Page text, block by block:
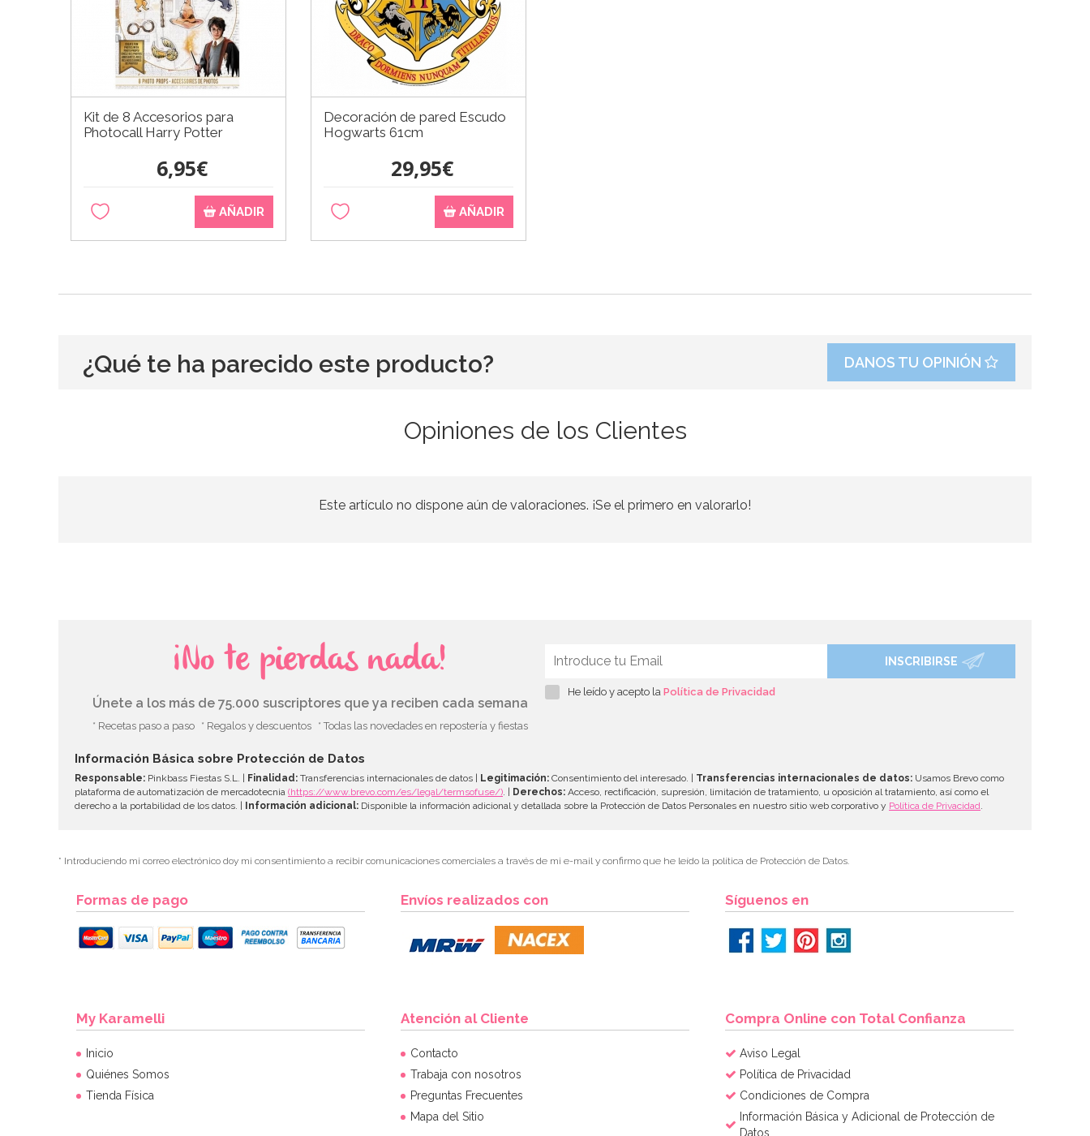
Kit de 8 Accesorios para
Photocall Harry Potter
6,95€
AÑADIR
Decoración de pared Escudo
Hogwarts 61cm
29,95€
AÑADIR
¿Qué te ha parecido este producto? DANOS TU OPINIÓN
Opiniones de los Clientes
Este artículo no dispone aún de valoraciones. ¡Se el primero en valorarlo!
¡No te pierdas nada!
Únete a los más de 75.000 suscriptores que ya reciben cada semana
* Recetas paso a paso * Regalos y descuentos * Todas las novedades en repostería y fiestas
INSCRIBIRSE
He leído y acepto la Política de Privacidad
Información Básica sobre Protección de Datos
Responsable: Pinkbass Fiestas S.L. | Finalidad: Transferencias internacionales de datos | Legitimación: Consentimiento del interesado. | Transferencias internacionales de datos: Usamos Brevo como
plataforma de automatización de mercadotecnia (https://www.brevo.com/es/legal/termsofuse/) . | Derechos: Acceso, rectificación, supresión, limitación de tratamiento, u oposición al tratamiento, así como el
derecho a la portabilidad de los datos. | Información adicional: Disponible la información adicional y detallada sobre la Protección de Datos Personales en nuestro sitio web corporativo y Política de Privacidad
* Introduciendo mi correo electrónico doy mi consentimiento a recibir comunicaciones comerciales a través de mi e-mail y confirmo que he leído la política de Protección de Datos.
Formas de pago Envíos realizados con Síguenos en
My Karamelli
Inicio
Quiénes Somos
Tienda Física
Atención al Cliente
Contacto
Trabaja con nosotros
Preguntas Frecuentes
Mapa del Sitio
Compra Online con Total Confianza
Aviso Legal
Política de Privacidad
Condiciones de Compra
Información Básica y Adicional de Protección de
Datos